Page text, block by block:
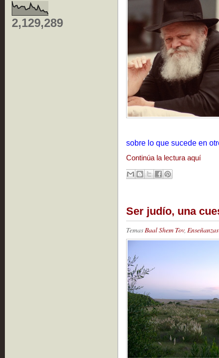
2,129,289
sobre lo que sucede en
Continúa la lectura aquí
Ser judío, una
TemasBaal Shem Tov,